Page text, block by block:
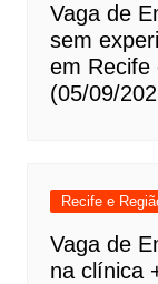
Vaga de
sem
em Recife
(05/09/
Recife e
Vaga de
na clínica